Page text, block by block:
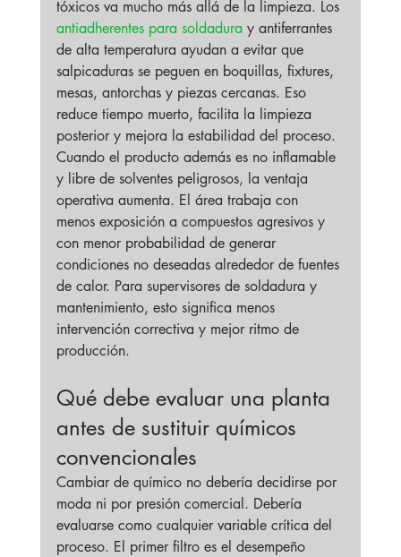
tóxicos va mucho más allá de la limpieza. Los
antiadherentes para soldadura y antiferrantes
de alta temperatura ayudan a evitar que
salpicaduras se peguen en boquillas, fixtures,
mesas, antorchas y piezas cercanas. Eso
reduce tiempo muerto, facilita la limpieza
posterior y mejora la estabilidad del proceso.
Cuando el producto además es no inflamable
y libre de solventes peligrosos, la ventaja
operativa aumenta. El área trabaja con
menos exposición a compuestos agresivos y
con menor probabilidad de generar
condiciones no deseadas alrededor de fuentes
de calor. Para supervisores de soldadura y
mantenimiento, esto significa menos
intervención correctiva y mejor ritmo de
producción.
Qué debe evaluar una planta
antes de sustituir químicos
convencionales
Cambiar de químico no debería decidirse por
moda ni por presión comercial. Debería
evaluarse como cualquier variable crítica del
proceso. El primer filtro es el desempeño